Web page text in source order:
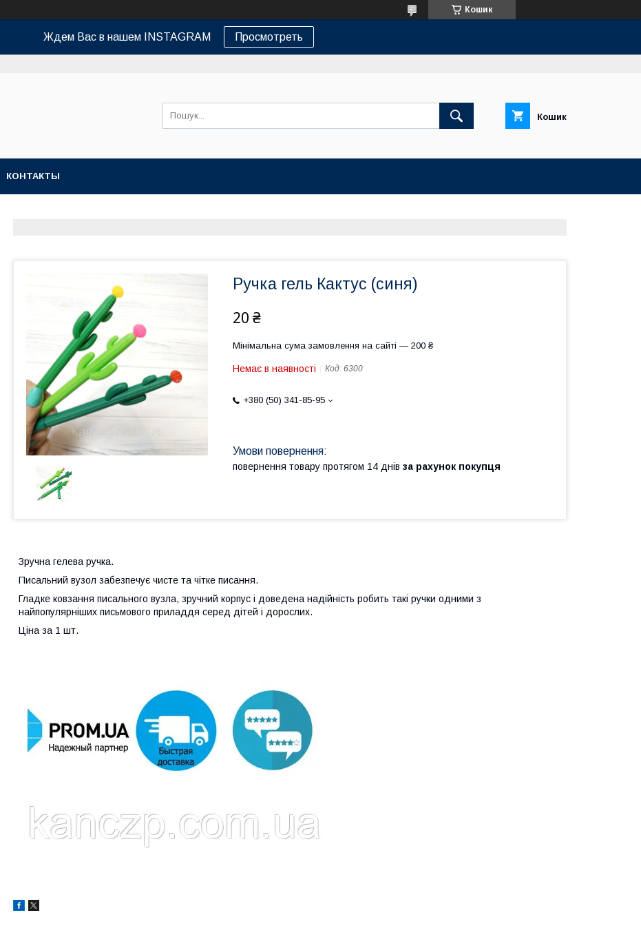
Кошик
Ждем Вас в нашем INSTAGRAM Просмотреть
Кошик
КОНТАКТЫ
Ручка гель Кактус (синя)
20 ₴
Мінімальна сума замовлення на сайті — 200 ₴
Немає в наявності Код: 6300
+380 (50) 341-85-95
повернення товару протягом 14 днів за рахунок покупця
Зручна гелева ручка.
Писальний вузол забезпечує чисте та чітке писання.
Гладке ковзання писального вузла, зручний корпус і доведена надійність робить такі ручки одними з
найпопулярніших письмового приладдя серед дітей і дорослих.
Ціна за 1 шт.